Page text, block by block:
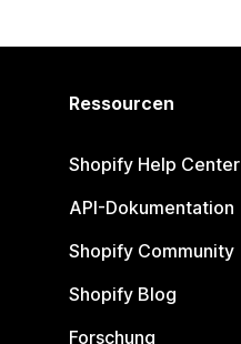
Ressourcen
Shopify Help Center
API-Dokumentation
Shopify Community
Shopify Blog
Forschung